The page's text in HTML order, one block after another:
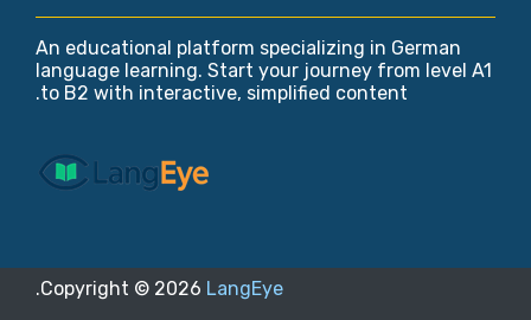
An educational platform specializing in German
language learning. Start your journey from level A1
to B2 with interactive, simplified content.
Copyright © 2026 LangEye
.